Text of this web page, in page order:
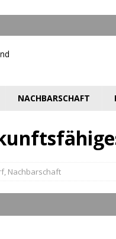
NACHBARSCHAFT
, Nachbarschaft